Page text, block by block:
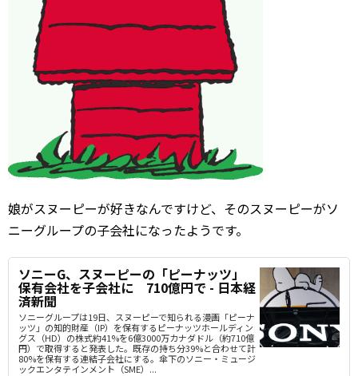
娘がスヌーピーが好きなんですけど、そのスヌーピーがソ
ニーグループの子会社になったようです。
ソニーG、スヌーピーの「ピーナッツ」
保有会社を子会社に 710億円で - 日本経
済新聞
ソニーグループは19日、スヌーピーで知られる漫画「ピーナ
ッツ」の知的財産（IP）を保有するピーナッツホールディン
グス（HD）の株式約41%を6億3000万カナダドル（約710億
円）で取得すると発表した。既存の持ち分39%と合わせて計
80%を保有する連結子会社にする。傘下のソニー・ミュージ
ックエンタテインメント（SME）...